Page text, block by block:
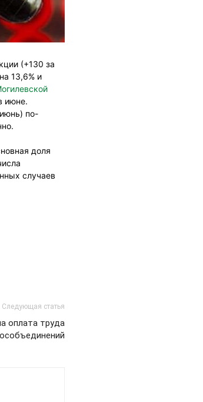
(+130 за
13,6% и
июне.
по-
доля
случаев
Следующая статья
оплата труда